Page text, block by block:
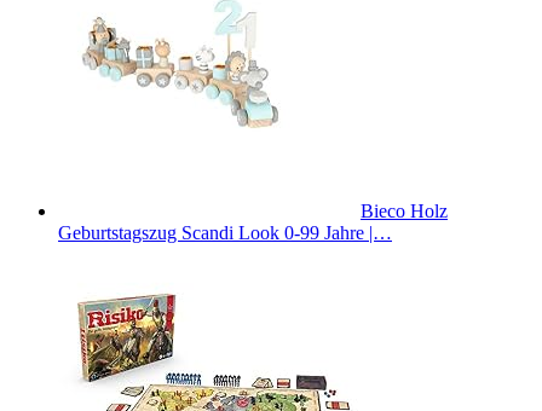
Bieco Holz
Geburtstagszug Scandi Look 0-99 Jahre |…